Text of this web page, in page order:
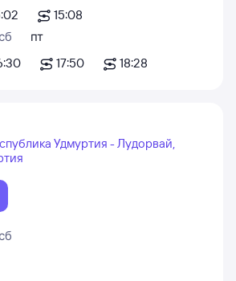
15:08
пт
17:50
18:28
Удмуртия - Лудорвай,